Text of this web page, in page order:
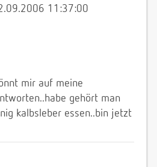
11:37:00
mir auf meine
gehört man
kalbsleber essen..bin jetzt